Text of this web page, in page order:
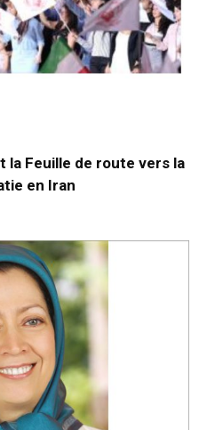
la Feuille de route vers la
en Iran